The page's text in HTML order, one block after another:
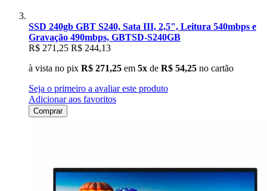
SSD 240gb GBT S240, Sata III, 2,5", Leitura 540mbps e
Gravação 490mbps, GBTSD-S240GB
R$ 271,25 R$ 244,13
à vista no pix R$ 271,25 em 5x de R$ 54,25 no cartão
Seja o primeiro a avaliar este produto
Adicionar aos favoritos
Comprar